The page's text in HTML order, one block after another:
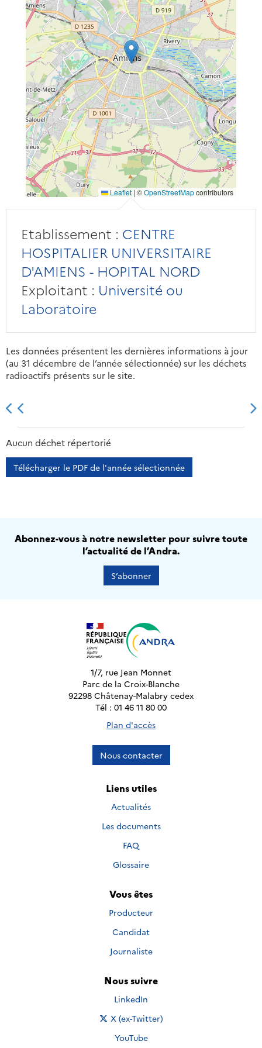
Leaflet | ©OpenStreetMapcontributors
Etablissement : CENTRE
HOSPITALIER UNIVERSITAIRE
D'AMIENS - HOPITAL NORD
Exploitant : Université ou
Laboratoire
Les données présentent les dernières informations à jour
(au 31 décembre de l’année sélectionnée) sur les déchets
radioactifs présents sur le site.
2013 2014
Aucun déchet répertorié
Télécharger le PDF de l'année sélectionnée
Abonnez-vous à notre newsletter pour suivre toute
l’actualité de l’Andra.
S’abonner
1/7, rue Jean Monnet
Parc de la Croix-Blanche
92298 Châtenay-Malabry cedex
Tél : 01 46 11 80 00
Plan d'accès
Nous contacter
Liens utiles
Actualités
Les documents
FAQ
Glossaire
Vous êtes
Producteur
Candidat
Journaliste
Nous suivre
Nous suivre sur
LinkedIn
Nous suivre sur
X (ex-Twitter)
Nous suivre sur
YouTube